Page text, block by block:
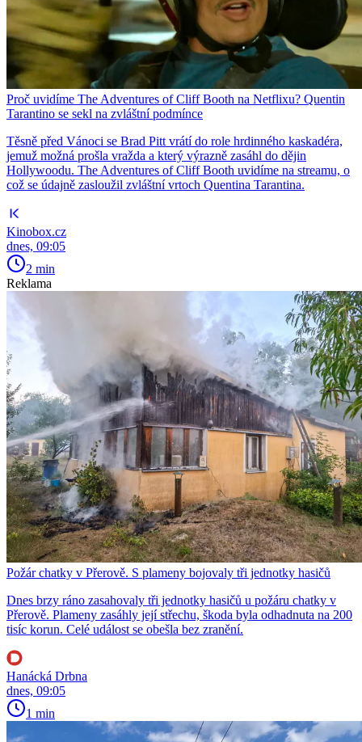
Proč uvidíme The Adventures of Cliff Booth na Netflixu? Quentin
Tarantino se sekl na zvláštní podmínce
Těsně před Vánoci se Brad Pitt vrátí do role hrdinného kaskadéra,
jemuž možná prošla vražda a který výrazně zasáhl do dějin
Hollywoodu. The Adventures of Cliff Booth uvidíme na streamu, o
což se údajně zasloužil zvláštní vrtoch Quentina Tarantina.
Kinobox.cz
dnes, 09:05
2 min
Reklama
Požár chatky v Přerově. S plameny bojovaly tři jednotky hasičů
Dnes brzy ráno zasahovaly tři jednotky hasičů u požáru chatky v
Přerově. Plameny zasáhly její střechu, škoda byla odhadnuta na 200
tisíc korun. Celé událost se obešla bez zranění.
Hanácká Drbna
dnes, 09:05
1 min